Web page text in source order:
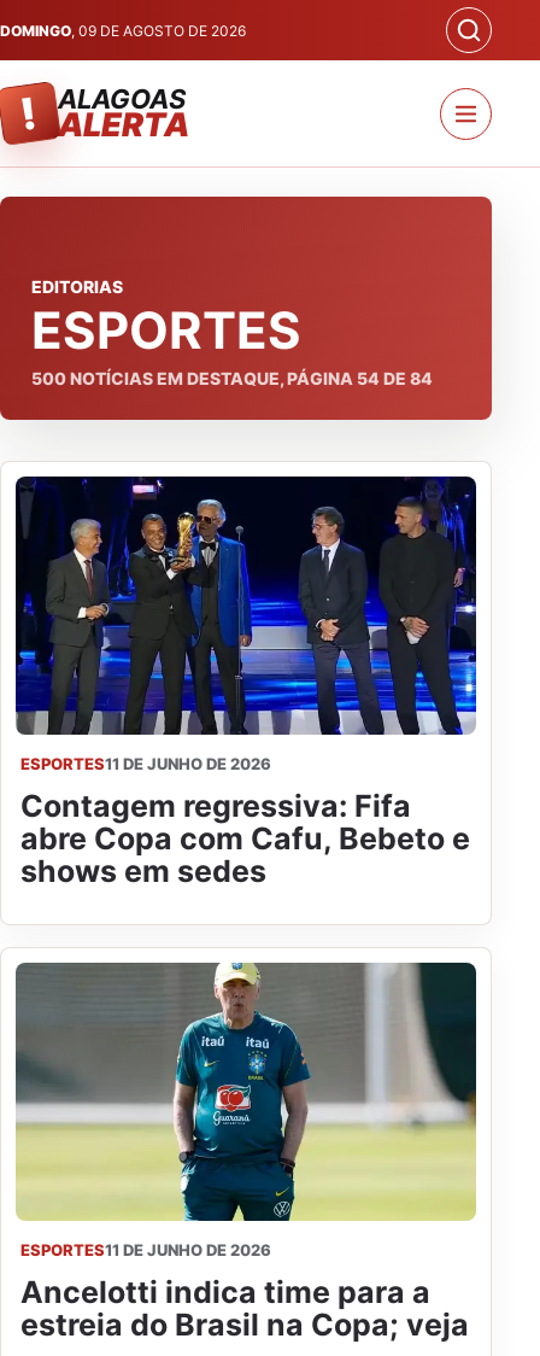
DOMINGO, 09 DE AGOSTO DE 2026
! ALAGOAS
ALERTA
EDITORIAS
ESPORTES
500NOTÍCIAS EM DESTAQUE, PÁGINA 54 DE 84
ESPORTES11 DE JUNHO DE 2026
Contagem regressiva: Fifa
abre Copa com Cafu, Bebeto e
shows em sedes
ESPORTES11 DE JUNHO DE 2026
Ancelotti indica time para a
estreia do Brasil na Copa; veja